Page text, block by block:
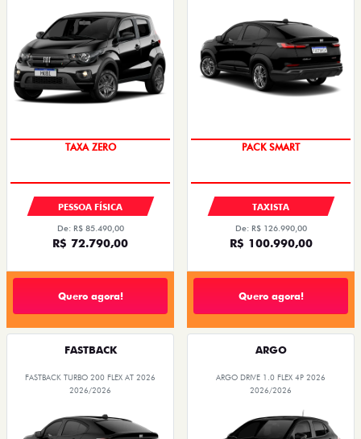
TAXA ZERO
PESSOA FÍSICA
De: R$ 85.490,00
R$ 72.790,00
Quero agora!
PACK SMART
TAXISTA
De: R$ 126.990,00
R$ 100.990,00
Quero agora!
FASTBACK
FASTBACK TURBO 200 FLEX AT 2026
2026/2026
ARGO
ARGO DRIVE 1.0 FLEX 4P 2026
2026/2026